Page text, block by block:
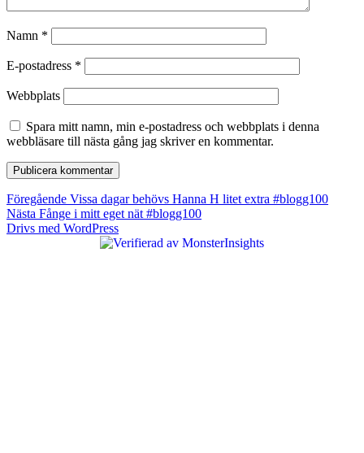
Namn *
E-postadress *
Webbplats
Spara mitt namn, min e-postadress och webbplats i denna
webbläsare till nästa gång jag skriver en kommentar.
Inläggsnavigering
Föregående Föregående
inlägg:
Vissa dagar behövs Hanna H litet extra #blogg100
Nästa Nästa
inlägg:
Fånge i mitt eget nät #blogg100
Drivs med WordPress